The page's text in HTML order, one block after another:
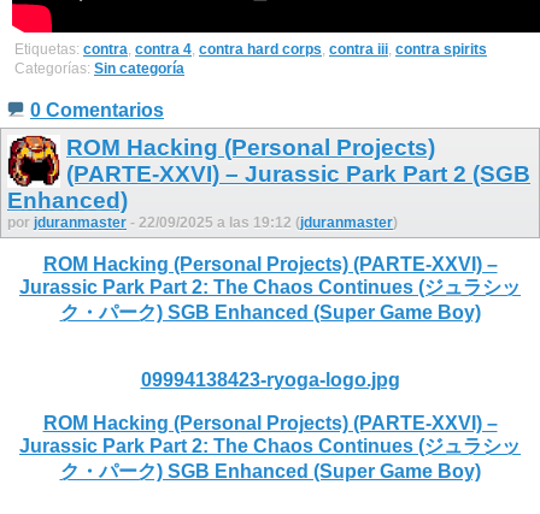
Etiquetas: contra contra 4 contra hard corps contra iii contra spirits
Categorías: Sin categoría
0 Comentarios
ROM Hacking (Personal Projects)
(PARTE-XXVI) – Jurassic Park Part 2 (SGB
Enhanced)
por jduranmaster - 22/09/2025 a las 19:12 (jduranmaster)
ROM Hacking (Personal Projects) (PARTE-XXVI) –
Jurassic Park Part 2: The Chaos Continues (ジュラシッ
ク・パーク) SGB Enhanced (Super Game Boy)
09994138423-ryoga-logo.jpg
ROM Hacking (Personal Projects) (PARTE-XXVI) –
Jurassic Park Part 2: The Chaos Continues (ジュラシッ
ク・パーク) SGB Enhanced (Super Game Boy)